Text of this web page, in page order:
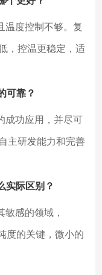
温度控制不够。复
，控温更稳定，适
可靠？
成功应用，并尽可
主研发能力和完善
实际区别？
感的领域，
度的关键，微小的